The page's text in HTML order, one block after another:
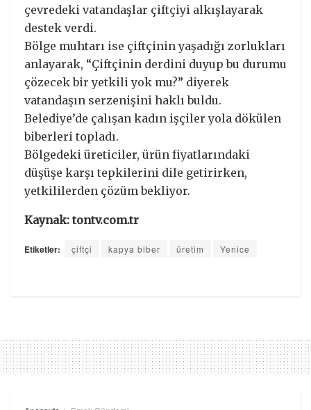
çevredeki vatandaşlar çiftçiyi alkışlayarak
destek verdi.
Bölge muhtarı ise çiftçinin yaşadığı zorlukları
anlayarak, “Çiftçinin derdini duyup bu durumu
çözecek bir yetkili yok mu?” diyerek
vatandaşın serzenişini haklı buldu.
Belediye’de çalışan kadın işçiler yola dökülen
biberleri topladı.
Bölgedeki üreticiler, ürün fiyatlarındaki
düşüşe karşı tepkilerini dile getirirken,
yetkililerden çözüm bekliyor.
Kaynak: tontv.com.tr
Etiketler: çiftçi kapya biber üretim Yenice